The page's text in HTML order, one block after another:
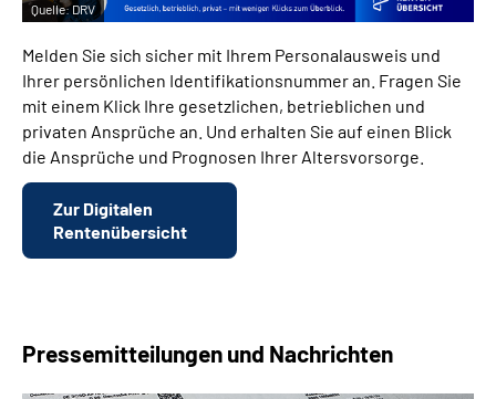
Quelle:DRV
Melden Sie sich sicher mit Ihrem Personalausweis und
Ihrer persönlichen Identifikationsnummer an. Fragen Sie
mit einem Klick Ihre gesetzlichen, betrieblichen und
privaten Ansprüche an. Und erhalten Sie auf einen Blick
die Ansprüche und Prognosen Ihrer Altersvorsorge.
Zur Digitalen
Rentenübersicht
Pressemitteilungen und Nachrichten